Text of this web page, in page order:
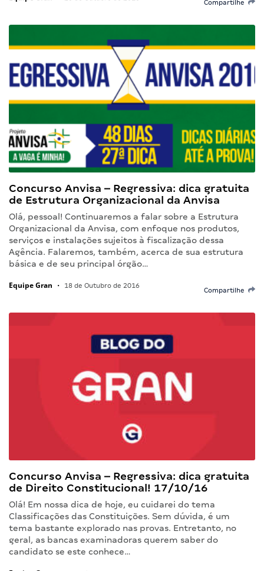
Compartilhe
Concurso Anvisa – Regressiva: dica gratuita
de Estrutura Organizacional da Anvisa
Olá, pessoal! Continuaremos a falar sobre a Estrutura
Organizacional da Anvisa, com enfoque nos produtos,
serviços e instalações sujeitos à fiscalização dessa
Agência. Falaremos, também, acerca de sua estrutura
básica e de seu principal órgão…
Equipe Gran • 18 de Outubro de 2016
Compartilhe
Concurso Anvisa – Regressiva: dica gratuita
de Direito Constitucional! 17/10/16
Olá! Em nossa dica de hoje, eu cuidarei do tema
Classificações das Constituições. Sem dúvida, é um
tema bastante explorado nas provas. Entretanto, no
geral, as bancas examinadoras querem saber do
candidato se este conhece…